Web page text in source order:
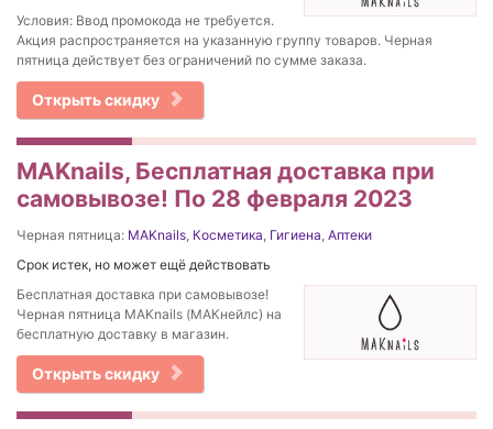
Условия: Ввод промокода не требуется.
Акция распространяется на указанную группу товаров. Черная
пятница действует без ограничений по сумме заказа.
Открыть скидку
MAKnails, Бесплатная доставка при
самовывозе! По 28 февраля 2023
Черная пятница: MAKnails Косметика Гигиена Аптеки
Срок истек, но может ещё действовать
Бесплатная доставка при самовывозе!
Черная пятница MAKnails (МАКнейлс) на
бесплатную доставку в магазин.
Открыть скидку